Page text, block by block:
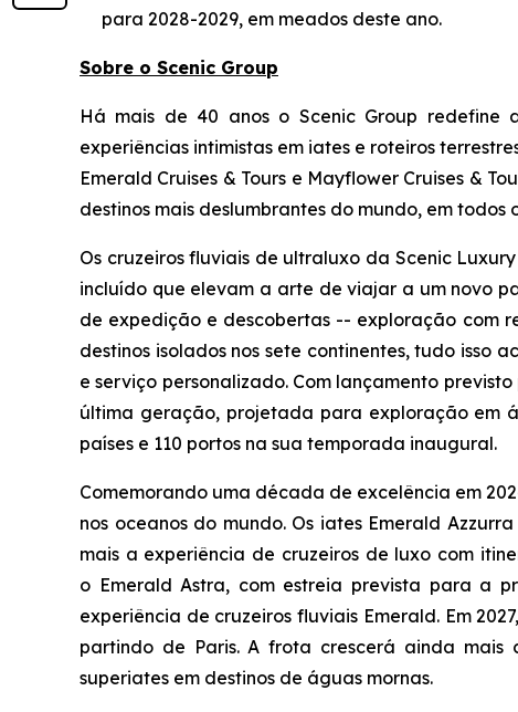
para 2028-2029, em meados deste ano.
Sobre o Scenic Group
Há mais de 40 anos o Scenic Group redefine
experiências intimistas em iates e roteiros
Emerald Cruises & Tours e Mayflower Cruises &
destinos mais deslumbrantes do mundo, em todos
Os cruzeiros fluviais de ultraluxo da Scenic
incluído que elevam a arte de viajar a um novo
de expedição e descobertas -- exploração com
destinos isolados nos sete continentes, tudo
e serviço personalizado. Com lançamento
última geração, projetada para exploração em
países e 110 portos na sua temporada inaugural.
Comemorando uma década de excelência em
nos oceanos do mundo. Os iates Emerald Azzurra
mais a experiência de cruzeiros de luxo com
o Emerald Astra, com estreia prevista para a
experiência de cruzeiros fluviais Emerald. Em
partindo de Paris. A frota crescerá ainda mais
superiates em destinos de águas mornas.